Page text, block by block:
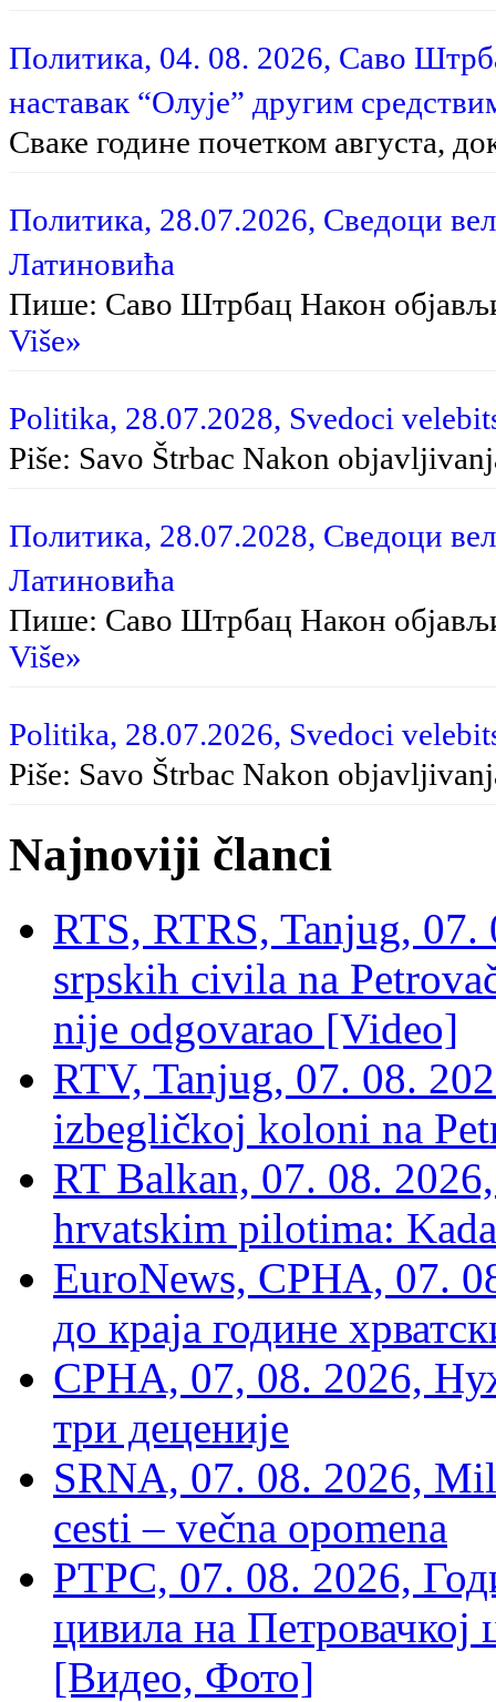
Политика, 04. 08. 2026, Саво
наставак “Олује” другим
Сваке године почетком августа,
Политика, 28.07.2026, Сведоци
Латиновића
Пише: Саво Штрбац На­кон
Više»
Politika, 28.07.2028, Svedoci
Piše: Savo Štrbac Na­kon
Политика, 28.07.2028, Сведоци
Латиновића
Пише: Саво Штрбац Након
Više»
Politika, 28.07.2026, Svedoci
Piše: Savo Štrbac Nakon
Najnoviji članci
RTS, RTRS, Tanjug,
srpskih civila na
nije odgovarao [Video]
RTV, Tanjug, 07. 08.
izbegličkoj koloni na
RT Balkan, 07. 08.
hrvatskim pilotima:
EuroNews, СРНА, 07.
до краја године
СРНА, 07, 08. 2026,
три деценије
SRNA, 07. 08. 2026,
cesti – večna opomena
РТРС, 07. 08. 2026,
цивила на Петровачкој
[Видео, Фото]